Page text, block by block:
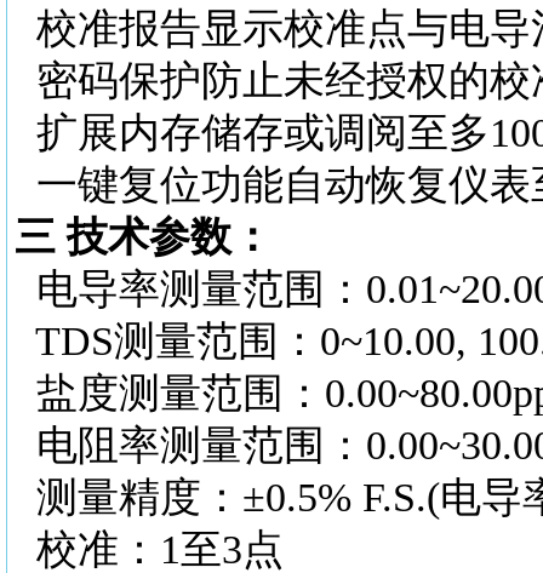
校准报告显示校准点与电导
密码保护防止未经授权的
扩展内存储存或调阅至多
一键复位功能自动恢复仪
三 技术参数：
电导率测量范围：
TDS测量范围：0~10.00,
盐度测量范围：
电阻率测量范围：
测量精度： ±0.5% F.S.(电导
校准： 1至3点